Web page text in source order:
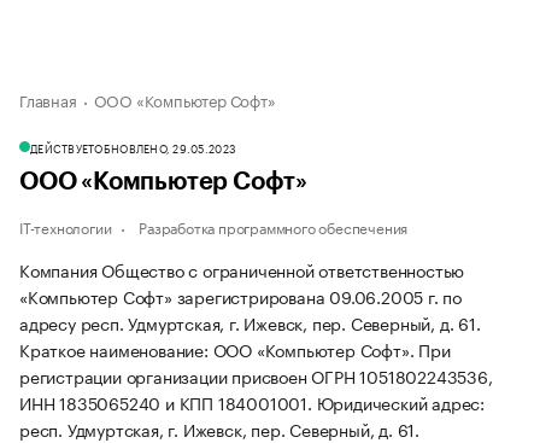
Главная ООО «Компьютер Софт»
ДЕЙСТВУЕТОБНОВЛЕНО, 29.05.2023
ООО «Компьютер Софт»
IT-технологии Разработка программного обеспечения
Компания Общество с ограниченной ответственностью
«Компьютер Софт» зарегистрирована 09.06.2005 г. по
адресу респ. Удмуртская, г. Ижевск, пер. Северный, д. 61.
Краткое наименование: ООО «Компьютер Софт». При
регистрации организации присвоен ОГРН 1051802243536,
ИНН 1835065240 и КПП 184001001. Юридический адрес:
респ. Удмуртская, г. Ижевск, пер. Северный, д. 61.